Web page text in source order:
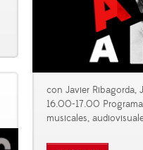
con Javier Ribagorda,
16.00-17.00
musicales,